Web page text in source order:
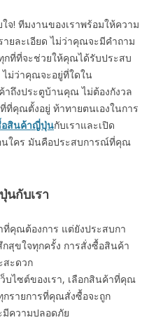
จ! ทีมงานของเราพร้อมให้ความ
ยละเอียด ไม่ว่าคุณจะมีคำถาม
กที่ที่จะช่วยให้คุณได้รับประสบ
ม่ว่าคุณจะอยู่ที่ใดใน
าถึงประตูบ้านคุณ ไม่ต้องกังวล
ที่คุณตั้งอยู่ ท้าทายตนเองในการ
อสินค้าญี่ปุ่นกับเราและเปิด
นใคร มันคือประสบการณ์ที่คุณ
กับเรา
คุณต้องการ แต่ยังประสบกา
สุขใจทุกครั้ง การสั่งซื้อสินค้า
สะดวก
บไซต์ของเรา, เลือกสินค้าที่คุณ
กรายการที่คุณสั่งซื้อจะถูก
มีความปลอดภัย